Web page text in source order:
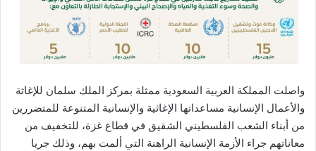
واصلت المملكة العربية السعودية ممثلة بمركز الملك سلمان للإغاثة
والأعمال الإنسانية مساعداتها الإغاثية والإنسانية المتنوعة للمتضررين
من أبناء الشعب الفلسطيني الشقيق في قطاع غزة، للتخفيف من
معاناتهم جراء الأزمة الإنسانية الراهنة التي ألمت بهم، وذلك جريا